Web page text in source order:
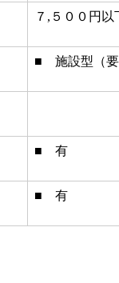
７,５００円以
■ 施設型（要
■ 有
■ 有